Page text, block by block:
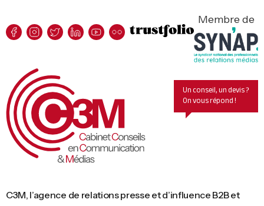
C3M, l’agence de relations presse et d’influence B2B et
Membre de
Un conseil, un devis ?
On vous répond !